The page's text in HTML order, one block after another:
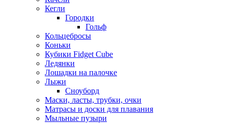
Кегли
Городки
Гольф
Кольцебросы
Коньки
Кубики Fidget Cube
Ледянки
Лошадки на палочке
Лыжи
Сноуборд
Маски, ласты, трубки, очки
Матрасы и доски для плавания
Мыльные пузыри